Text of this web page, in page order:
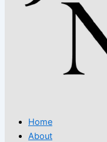
Home
About